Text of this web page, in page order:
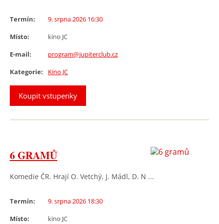
Termín:
9. srpna 2026 16:30
Místo:
kino JC
E-mail:
program@jupiterclub.cz
Kategorie:
Kino JC
Koupit vstupenky
6 GRAMŮ
Komedie ČR. Hrají O. Vetchý, J. Mádl, D. N ...
Termín:
9. srpna 2026 18:30
Místo:
kino JC